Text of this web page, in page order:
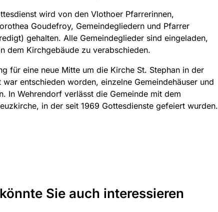
wird von den Vlothoer Pfarrerinnen,
Goudefroy, Gemeindegliedern und Pfarrer
gehalten. Alle Gemeindeglieder sind eingeladen,
dem Kirchgebäude zu verabschieden.
für eine neue Mitte um die Kirche St. Stephan in der
entschieden worden, einzelne Gemeindehäuser und
In Wehrendorf verlässt die Gemeinde mit dem
in der seit 1969 Gottesdienste gefeiert wurden.
Sie auch interessieren